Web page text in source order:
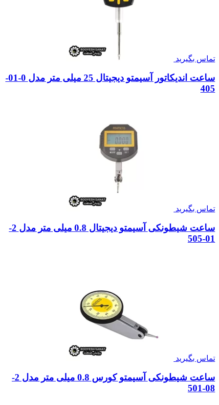
تماس بگیرید
ساعت اندیکاتور آسیمتو دیجیتال 25 میلی متر مدل 0-01-
405
تماس بگیرید
ساعت شیطونکی آسیمتو دیجیتال 0.8 میلی متر مدل 2-
01-505
تماس بگیرید
ساعت شیطونکی آسیمتو کورس 0.8 میلی متر مدل 2-
08-501